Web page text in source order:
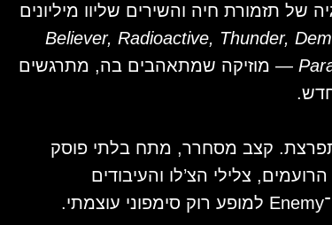
של תזמורת חיה והשירים שליוו מיליונים
Believer, Radioactive, Thunder,
— מוזיקה שמתאהבים בה, מתרגשים
קצב מסחרר, מתח בלתי פוסק
צלילי הצ’לו והעיבודים